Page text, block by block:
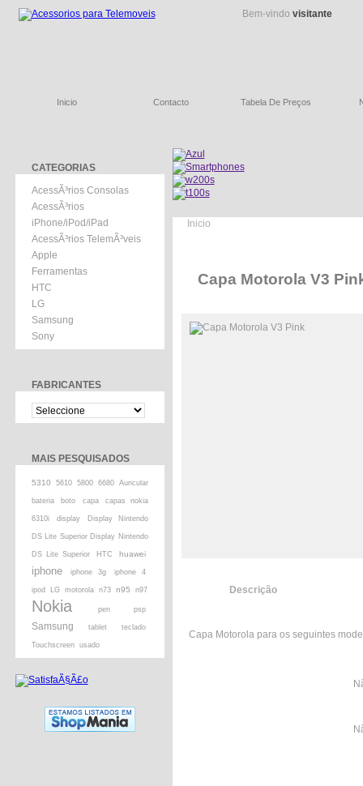
Bem-vindo visitante
Inicio Contacto Tabela De Preços
CATEGORIAS
AcessÃ³rios Consolas
AcessÃ³rios
iPhone/iPod/iPad
AcessÃ³rios TelemÃ³veis
Apple
Ferramentas
HTC
LG
Samsung
Sony
FABRICANTES
MAIS PESQUISADOS
5310 5610 5800 6680 Auricular
bateria boto capa capas nokia
6310i display Display Nintendo
DS Lite Superior Display Nintendo
DS Lite Superior HTC huawei
iphone iphone 3g iphone 4
ipod LG motorola n73 n95 n97
Nokia pen psp
Samsung tablet teclado
Touchscreen usado
Inicio
Capa Motorola V3
Descrição
Capa Motorola para os seguintes